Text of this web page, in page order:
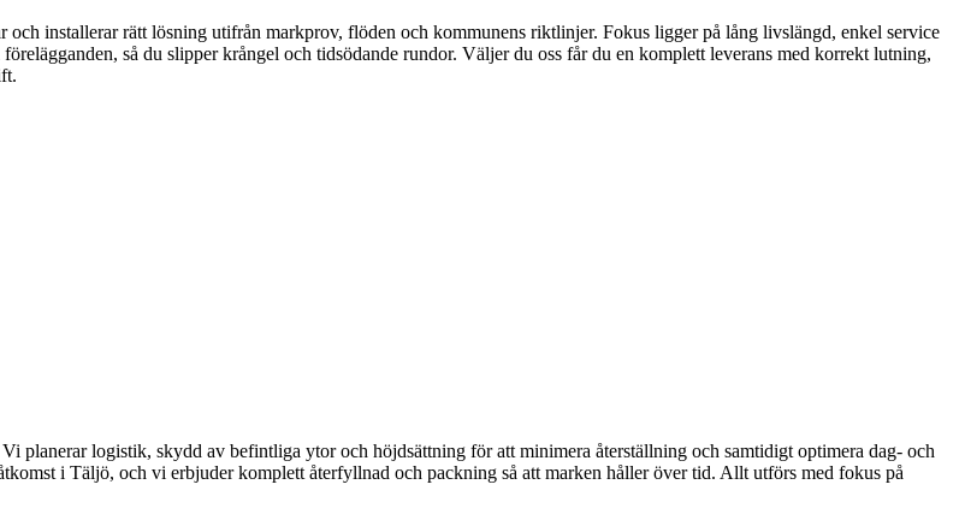
installerar rätt lösning utifrån markprov, flöden och kommunens riktlinjer. Fokus ligger på lång livslängd, enkel service
så du slipper krångel och tidsödande rundor. Väljer du oss får du en komplett leverans med korrekt lutning,
planerar logistik, skydd av befintliga ytor och höjdsättning för att minimera återställning och samtidigt optimera dag- och
i Täljö, och vi erbjuder komplett återfyllnad och packning så att marken håller över tid. Allt utförs med fokus på